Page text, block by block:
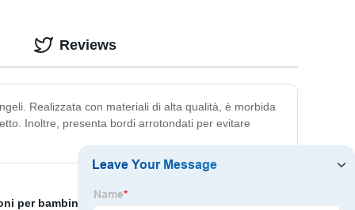
Realizzata con materiali di alta qualità, è morbida
Inoltre, presenta bordi arrotondati per evitare
Reviews
per bambini
Vasca da bagno vasca da bagno per